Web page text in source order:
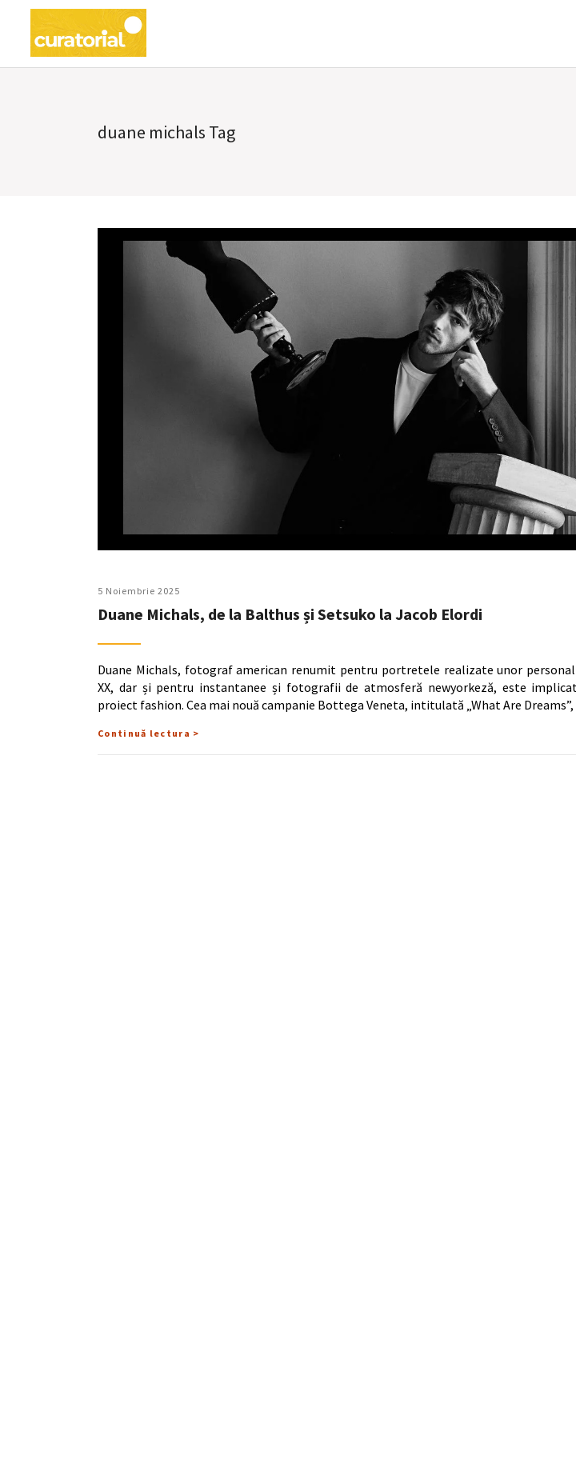
duane michals Tag
5 Noiembrie 2025
Duane Michals, de la Balthus și Setsuko la Jacob Elordi
Duane Michals, fotograf american renumit pentru portretele realizate unor
XX, dar și pentru instantanee și fotografii de atmosferă newyorkeză, este
proiect fashion. Cea mai nouă campanie Bottega Veneta, intitulată „What Are
Continuă lectura >